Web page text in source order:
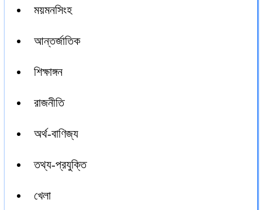
ময়মনসিংহ
আন্তর্জাতিক
শিক্ষাঙ্গন
রাজনীতি
অর্থ-বাণিজ্য
তথ্য-প্রযুক্তি
খেলা